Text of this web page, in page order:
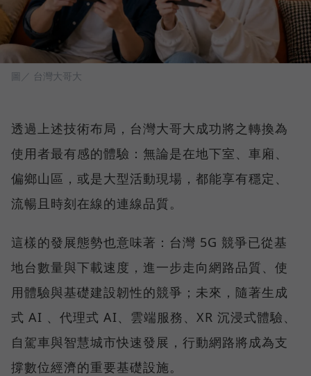
圖／ 台灣大哥大
透過上述技術布局，台灣大哥大成功將之轉換為
使用者最有感的體驗：無論是在地下室、車廂、
偏鄉山區，或是大型活動現場，都能享有穩定、
流暢且時刻在線的連線品質。
這樣的發展態勢也意味著：台灣 5G 競爭已從基
地台數量與下載速度，進一步走向網路品質、使
用體驗與基礎建設韌性的競爭；未來，隨著生成
式 AI 、代理式 AI、雲端服務、XR 沉浸式體驗、
自駕車與智慧城市快速發展，行動網路將成為支
撐數位經濟的重要基礎設施。